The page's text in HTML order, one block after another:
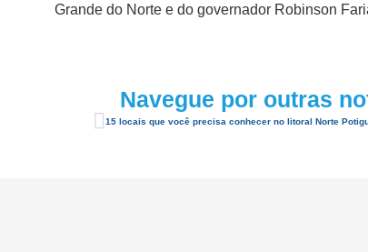
Grande do Norte e do governador Robinson
Navegue por outras
15 locais que você precisa conhecer no litoral Norte